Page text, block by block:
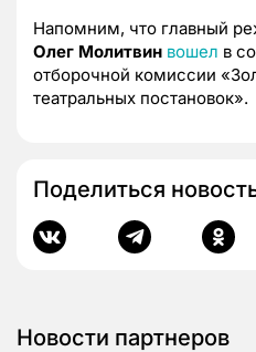
Напомним, что главный
Олег Молитвин вошел в
отборочной комиссии
театральных постановок».
Поделиться
Новости партнеров